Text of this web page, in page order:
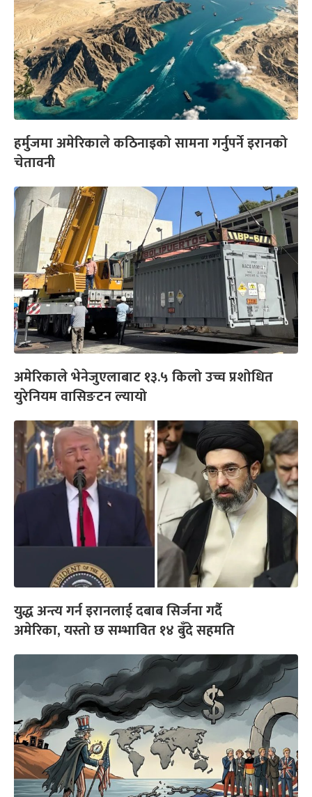
हर्मुजमा अमेरिकाले कठिनाइको सामना गर्नुपर्ने इरानको
चेतावनी
अमेरिकाले भेनेजुएलाबाट १३.५ किलो उच्च प्रशोधित
युरेनियम वासिङटन ल्यायो
युद्ध अन्त्य गर्न इरानलाई दबाब सिर्जना गर्दै
अमेरिका, यस्तो छ सम्भावित १४ बुँदे सहमति